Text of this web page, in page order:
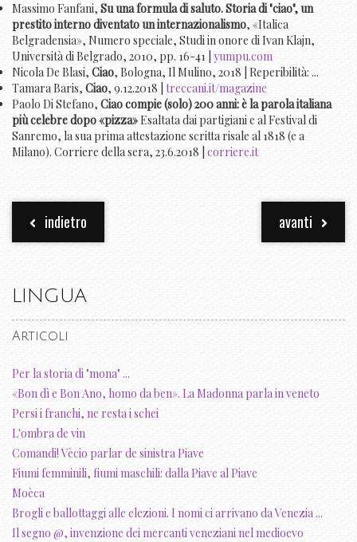
Massimo Fanfani, Su una formula di saluto. Storia di "ciao", un
prestito interno diventato un internazionalismo, «Italica
Belgradensia», Numero speciale, Studi in onore di Ivan Klajn,
Università di Belgrado, 2010, pp. 16-41 | yumpu.com
Nicola De Blasi, Ciao, Bologna, Il Mulino, 2018 | Reperibilità: ...
Tamara Baris, Ciao, 9.12.2018 | treccani.it/magazine
Paolo Di Stefano, Ciao compie (solo) 200 anni: è la parola italiana
più celebre dopo «pizza»Esaltata dai partigiani e al Festival di
Sanremo, la sua prima attestazione scritta risale al 1818 (e a
Milano). Corriere della sera, 23.6.2018 | corriere.it
indietro avanti
LINGUA
Articoli
Per la storia di "mona" ...
«Bon dì e Bon Ano, homo da ben». La Madonna parla in veneto
Persi i franchi, ne resta i schei
L'ombra de vin
Comandi! Vècio parlar de sinistra Piave
Fiumi femminili, fiumi maschili: dalla Piave al Piave
Moèca
Brogli e ballottaggi alle elezioni. I nomi ci arrivano da Venezia ...
Il segno @, invenzione dei mercanti veneziani nel medioevo